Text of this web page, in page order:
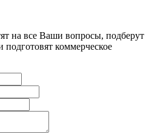
на все Ваши вопросы, подберут
подготовят коммерческое